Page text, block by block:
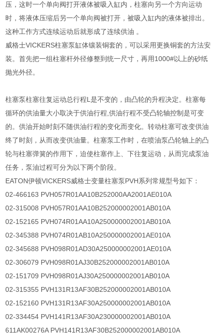
压，这时一个单向阀打开液体被吸入缸内，柱塞向另一个方向运动
时，将液体压缩后另一个单向阀被打开，被吸入缸内的液体被排出。
这种工作方式连续运动后就形成了连续供油 。
威格士VICKERS柱塞泵缸体镶装铜套的，可以采用更换铜套的方法安
装。首先把一组柱塞杆外径修整到统一尺寸，再用1000#以上的砂纸
抛光外径。
柱塞泵柱塞往复运动总行程L是不变的，由凸轮的升程决定。柱塞每
循环的供油量大小取决于供油行程,供油行程不受凸轮轴控制是可变
的。供油开始时刻不随供油行程的变化而变化。转动柱塞可改变供油
终了时刻，从而改变供油量。柱塞泵工作时，在喷油泵凸轮轴上的凸
轮与柱塞弹簧的作用下，迫使柱塞作上、下往复运动，从而完成泵油
任务，泵油过程可分为以下两个阶段。
EATON伊顿VICKERS威格士变量柱塞泵PVH系列常规型号如下：
02-466163 PVH057R01AA10B252000AA2001AE010A
02-315008 PVH057R01AA10B252000002001AB010A
02-152165 PVH074R01AA10A250000002001AB010A
02-345388 PVH074R01AB10A250000002001AE010A
02-345688 PVH098R01AD30A250000002001AE010A
02-306079 PVH098R01AJ30B252000002001AB010A
02-151709 PVH098R01AJ30A250000002001AB010A
02-315355 PVH131R13AF30B252000002001AB010A
02-152160 PVH131R13AF30A250000002001AB010A
02-334454 PVH141R13AF30A230000002001AB010A
611AK00276A PVH141R13AF30B252000002001AB010A